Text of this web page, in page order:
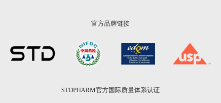
官方品牌链接
STDPHARM官方国际质量体系认证